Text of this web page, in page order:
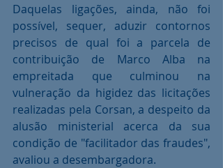
Daquelas ligações, ainda, não foi
possível, sequer, aduzir contornos
precisos de qual foi a parcela de
contribuição de Marco Alba na
empreitada que culminou na
vulneração da higidez das licitações
realizadas pela Corsan, a despeito da
alusão ministerial acerca da sua
condição de "facilitador das fraudes",
avaliou a desembargadora.